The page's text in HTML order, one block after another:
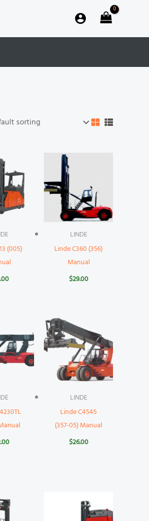
(005)
LINDE
Linde C360 (356)
Manual
$29.00
LINDE
Linde C4545
(357-05) Manual
$26.00